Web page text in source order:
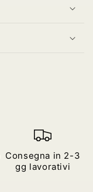
Consegna in 2-3
gg lavorativi